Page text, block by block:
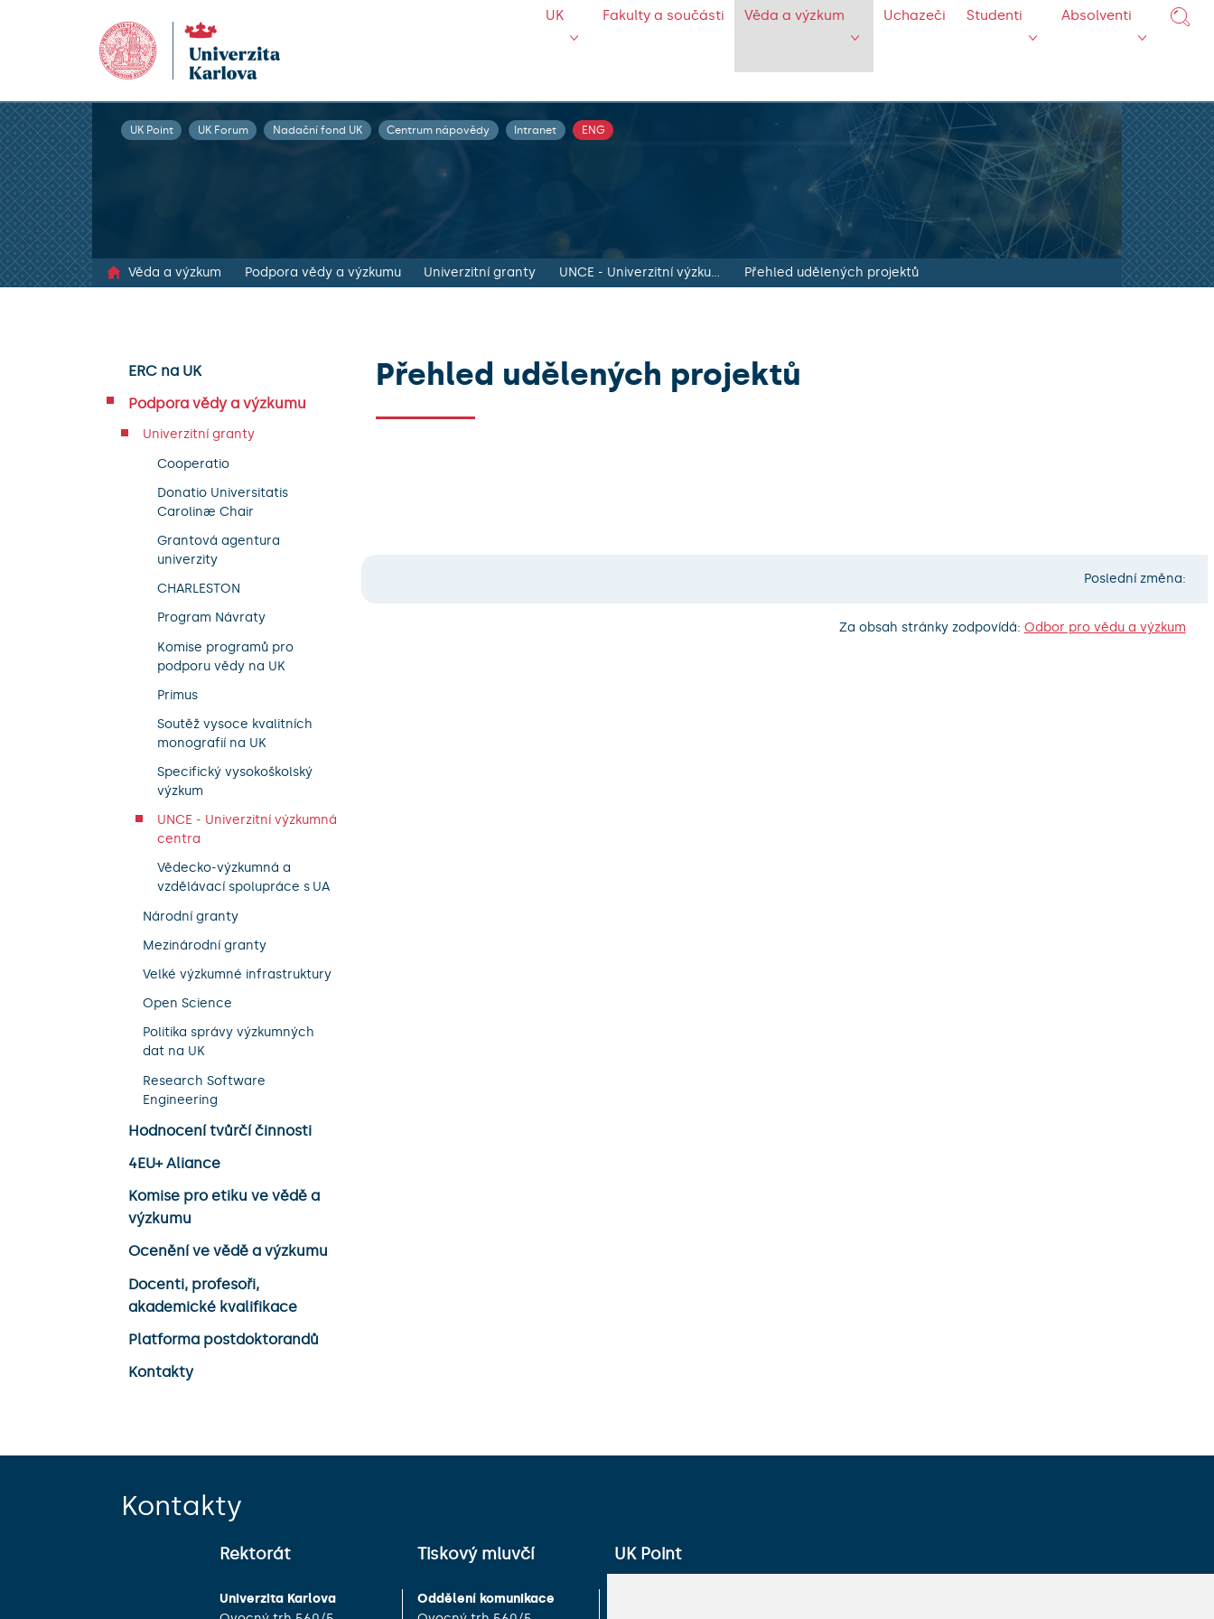
UK Fakulty a součásti Věda a výzkum Uchazeči Studenti Absolventi
UK Point UK Forum Nadační fond UK Centrum nápovědy Intranet ENG
Věda a výzkum Podpora vědy a výzkumu Univerzitní granty UNCE - Univerzitní výzkumná centra Přehled udělených projektů
ERC na UK
Podpora vědy a výzkumu
Univerzitní granty
Cooperatio
Donatio Universitatis
Carolinæ Chair
Grantová agentura
univerzity
CHARLESTON
Program Návraty
Komise programů pro
podporu vědy na UK
Primus
Soutěž vysoce kvalitních
monografií na UK
Specifický vysokoškolský
výzkum
UNCE - Univerzitní výzkumná
centra
Vědecko-výzkumná a
vzdělávací spolupráce s UA
Národní granty
Mezinárodní granty
Velké výzkumné infrastruktury
Open Science
Politika správy výzkumných
dat na UK
Research Software
Engineering
Hodnocení tvůrčí činnosti
4EU+ Aliance
Komise pro etiku ve vědě a
výzkumu
Ocenění ve vědě a výzkumu
Docenti, profesoři,
akademické kvalifikace
Platforma postdoktorandů
Kontakty
Přehled udělených projektů
Poslední změna:
Za obsah stránky zodpovídá: Odbor pro vědu a výzkum
Kontakty
Rektorát
Univerzita Karlova
Tiskový mluvčí
Oddělení komunikace
UK Point